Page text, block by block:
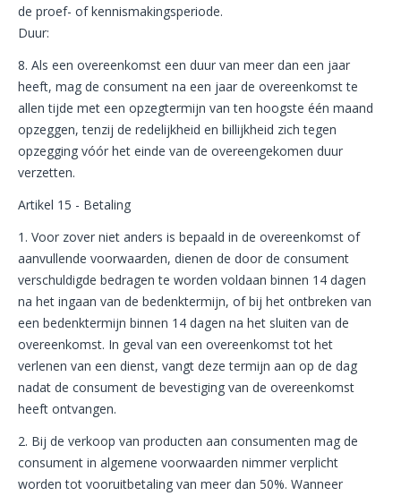
de proef- of kennismakingsperiode.
Duur:
8. Als een overeenkomst een duur van meer dan een jaar
heeft, mag de consument na een jaar de overeenkomst te
allen tijde met een opzegtermijn van ten hoogste één maand
opzeggen, tenzij de redelijkheid en billijkheid zich tegen
opzegging vóór het einde van de overeengekomen duur
verzetten.
Artikel 15 - Betaling
1. Voor zover niet anders is bepaald in de overeenkomst of
aanvullende voorwaarden, dienen de door de consument
verschuldigde bedragen te worden voldaan binnen 14 dagen
na het ingaan van de bedenktermijn, of bij het ontbreken van
een bedenktermijn binnen 14 dagen na het sluiten van de
overeenkomst. In geval van een overeenkomst tot het
verlenen van een dienst, vangt deze termijn aan op de dag
nadat de consument de bevestiging van de overeenkomst
heeft ontvangen.
2. Bij de verkoop van producten aan consumenten mag de
consument in algemene voorwaarden nimmer verplicht
worden tot vooruitbetaling van meer dan 50%. Wanneer